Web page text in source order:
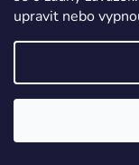
upravit nebo